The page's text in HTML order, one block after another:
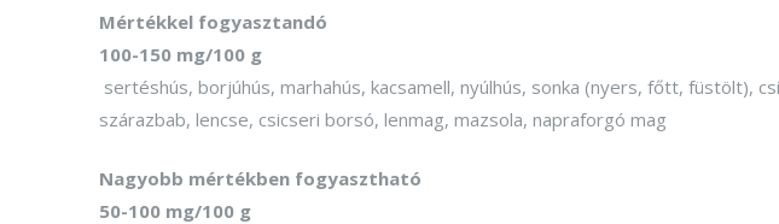
Mértékkel fogyasztandó
100-150 mg/100 g
sertéshús, borjúhús, marhahús, kacsamell, nyúlhús, sonka (nyers, főtt, füstölt),
szárazbab, lencse, csicseri borsó, lenmag, mazsola, napraforgó mag
Nagyobb mértékben fogyasztható
50-100 mg/100 g